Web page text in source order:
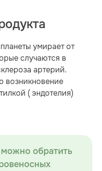
умирает от
случаются в
артерий.
возникновение
( эндотелия)
обратить